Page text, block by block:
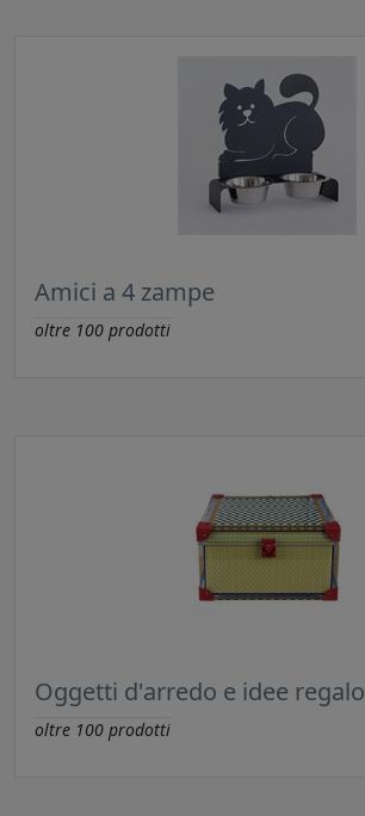
Amici a 4 zampe
oltre 100 prodotti
Oggetti d'arredo e idee regalo
oltre 100 prodotti